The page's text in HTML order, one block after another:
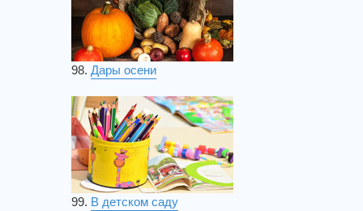
98. Дары осени
99. В детском саду